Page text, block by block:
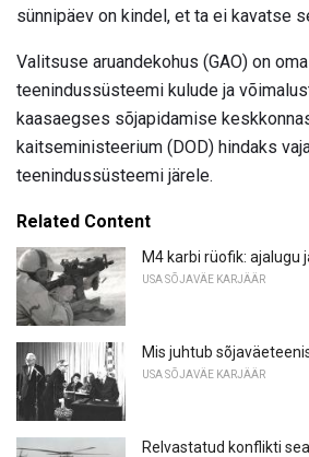
sünnipäev on kindel, et ta ei kavatse
Valitsuse aruandekohus (GAO) on
teenindussüsteemi kulude ja
kaasaegses sõjapidamise
kaitseministeerium (DOD) hindaks
teenindussüsteemi järele.
Related Content
M4 karbi rüofik: ajalugu
USA SÕJAVÄE KARJÄÄR
Mis juhtub
USA SÕJAVÄE KARJÄÄR
Relvastatud konflikti